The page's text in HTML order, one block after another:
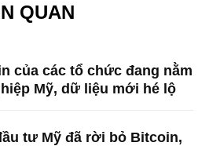
QUAN
của các tổ chức đang nằm
Mỹ, dữ liệu mới hé lộ
tư Mỹ đã rời bỏ Bitcoin,